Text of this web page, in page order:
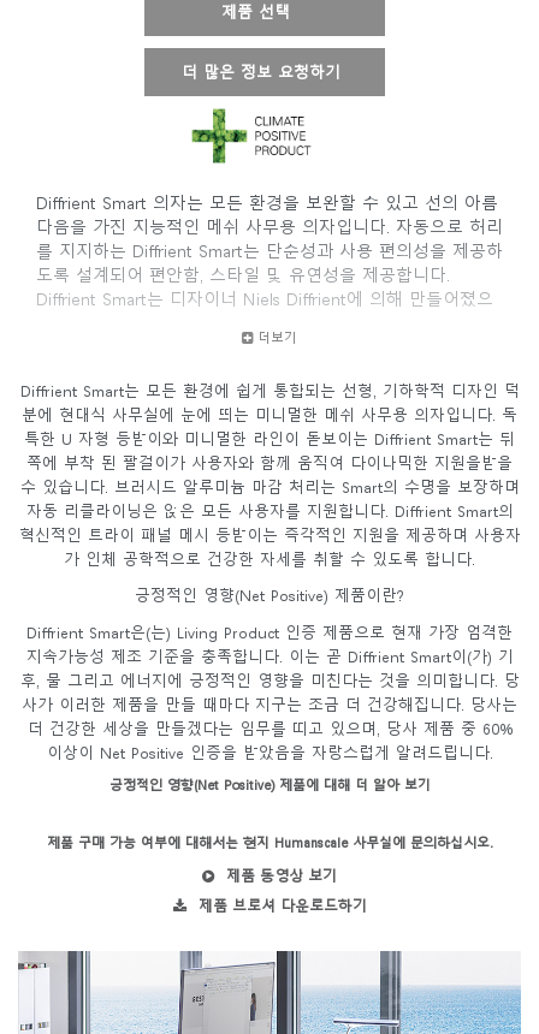
제품 선택
더 많은 정보 요청하기
Diffrient Smart 의자는 모든 환경을 보완할 수 있고 선의 아름
다음을 가진 지능적인 메쉬 사무용 의자입니다. 자동으로 허리
를 지지하는 Diffrient Smart는 단순성과 사용 편의성을 제공하
도록 설계되어 편안함, 스타일 및 유연성을 제공합니다.
Diffrient Smart는 디자이너 Niels Diffrient에 의해 만들어졌으
로 Humanscale의 혁신적인 Form-Sensing Mesh Technology
원합니다.
더보기
Diffrient Smart는 모든 환경에 쉽게 통합되는 선형, 기하학적 디자인 덕
분에 현대식 사무실에 눈에 띄는 미니멀한 메쉬 사무용 의자입니다. 독
특한 U 자형 등받이와 미니멀한 라인이 돋보이는 Diffrient Smart는 뒤
쪽에 부착 된 팔걸이가 사용자와 함께 움직여 다이나믹한 지원을받을
수 있습니다. 브러시드 알루미늄 마감 처리는 Smart의 수명을 보장하며
자동 리클라이닝은 앉은 모든 사용자를 지원합니다. Diffrient Smart의
혁신적인 트라이 패널 메시 등받이는 즉각적인 지원을 제공하며 사용자
가 인체 공학적으로 건강한 자세를 취할 수 있도록 합니다.
긍정적인 영향(Net Positive) 제품이란?
Diffrient Smart은(는) Living Product 인증 제품으로 현재 가장 엄격한
지속가능성 제조 기준을 충족합니다. 이는 곧 Diffrient Smart이(가) 기
후, 물 그리고 에너지에 긍정적인 영향을 미친다는 것을 의미합니다. 당
사가 이러한 제품을 만들 때마다 지구는 조금 더 건강해집니다. 당사는
더 건강한 세상을 만들겠다는 임무를 띠고 있으며, 당사 제품 중 60%
이상이 Net Positive 인증을 받았음을 자랑스럽게 알려드립니다.
긍정적인 영향(Net Positive) 제품에 대해 더 알아 보기
제품 구매 가능 여부에 대해서는 현지 Humanscale 사무실에 문의하십시오.
제품 동영상 보기
제품 브로셔 다운로드하기